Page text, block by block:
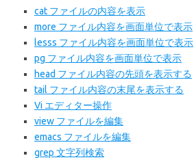
cat ファイルの内容を表示
more ファイル内容を画面単位で表示
lesss ファイル内容を画面単位で表示
pg ファイル内容を画面単位で表示
head ファイル内容の先頭を表示する
tail ファイル内容の末尾を表示する
Vi エディター操作
view ファイルを編集
emacs ファイルを編集
grep 文字列検索